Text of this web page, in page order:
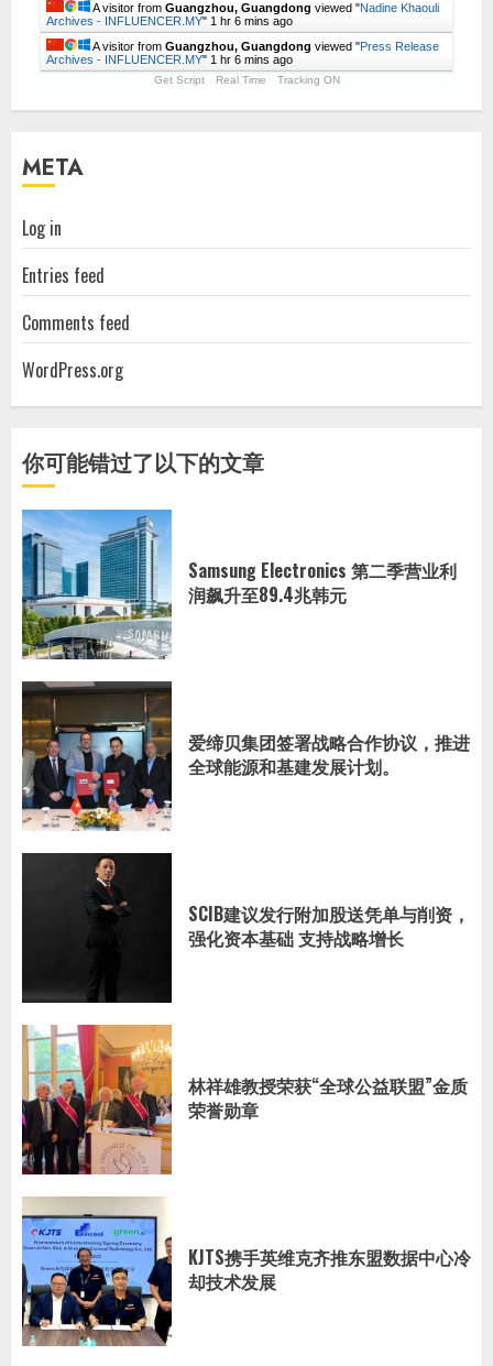
A visitor from Guangzhou, Guangdong viewed "Nadine Khaouli
Archives - INFLUENCER.MY" 1 hr 6 mins ago
A visitor from Guangzhou, Guangdong viewed "Press Release
Archives - INFLUENCER.MY" 1 hr 6 mins ago
Get Script Real Time Tracking ON
META
Log in
Entries feed
Comments feed
WordPress.org
你可能错过了以下的文章
Samsung Electronics 第二季营业利
润飙升至89.4兆韩元
爱缔贝集团签署战略合作协议，推进
全球能源和基建发展计划。
SCIB建议发行附加股送凭单与削资，
强化资本基础 支持战略增长
林祥雄教授荣获“全球公益联盟”金质
荣誉勋章
KJTS携手英维克齐推东盟数据中心冷
却技术发展